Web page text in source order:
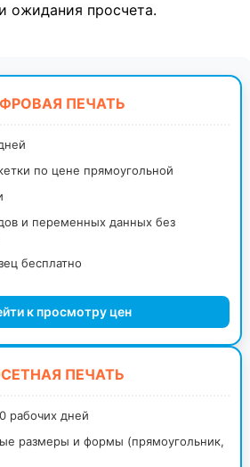
ожидания просчета.
ПЕЧАТЬ
по цене прямоугольной
и переменных данных без
бесплатно
к просмотру цен
ПЕЧАТЬ
рабочих дней
размеры и формы (прямоугольник,